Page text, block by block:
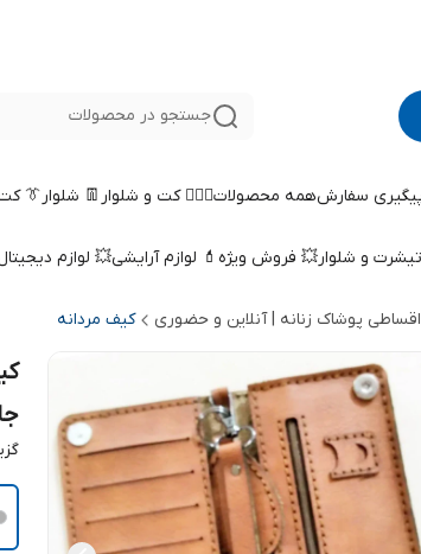
جستجو در محصولات
سفارشهمه محصولات🤵🏻‍♀️ کت و شلوار 👖 شلوار👔 کت
و شلوار💥 فروش ویژه 💄 لوازم آرایشی💥 لوازم
پوشاک زنانه | آنلاین و حضوری کیف مردانه